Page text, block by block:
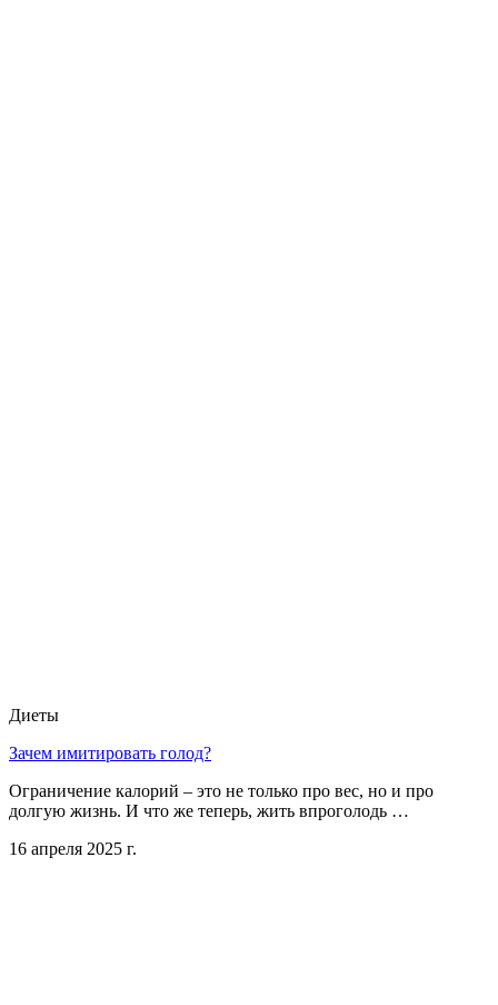
Диеты
Зачем имитировать голод?
Ограничение калорий – это не только про вес, но и про
долгую жизнь. И что же теперь, жить впроголодь …
16 апреля 2025 г.